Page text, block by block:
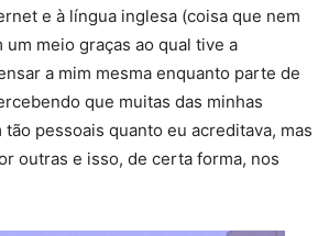
e à língua inglesa (coisa que nem
meio graças ao qual tive a
a mim mesma enquanto parte de
que muitas das minhas
pessoais quanto eu acreditava, mas
outras e isso, de certa forma, nos